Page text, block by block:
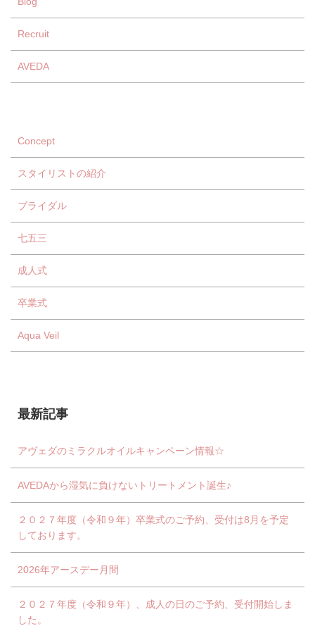
Recruit
AVEDA
Concept
スタイリストの紹介
ブライダル
七五三
成人式
卒業式
Aqua Veil
最新記事
アヴェダのミラクルオイルキャンペーン情報☆
AVEDAから湿気に負けないトリートメント誕生♪
２０２７年度（令和９年）卒業式のご予約、受付は8月を予定
しております。
2026年アースデー月間
２０２７年度（令和９年）、成人の日のご予約、受付開始しま
した。